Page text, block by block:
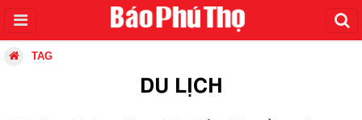
TAG
DU LỊCH